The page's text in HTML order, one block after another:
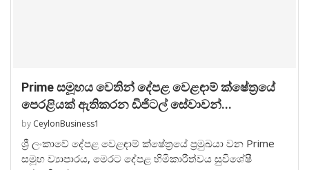
Prime සමූහය වෙතින් දේපළ වෙළඳාම් ක්ෂේත්‍රයේ
පෙරළියක් ඇතිකරන ඩිජිටල් සේවාවන්...
by CeylonBusiness1
ශ්‍රී ලංකාවේ දේපළ වෙළඳාම් ක්ෂේත්‍රයේ ප්‍රමුඛයා වන Prime
සමූහ ව්‍යාපාරය, මෙරට දේපළ හිමිකාරීත්වය සුවිශේෂී